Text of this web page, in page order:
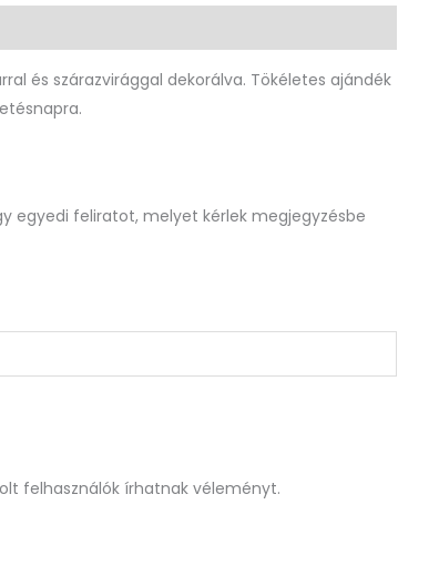
és szárazvirággal dekorálva. Tökéletes ajándék
egyedi feliratot, melyet kérlek megjegyzésbe
felhasználók írhatnak véleményt.